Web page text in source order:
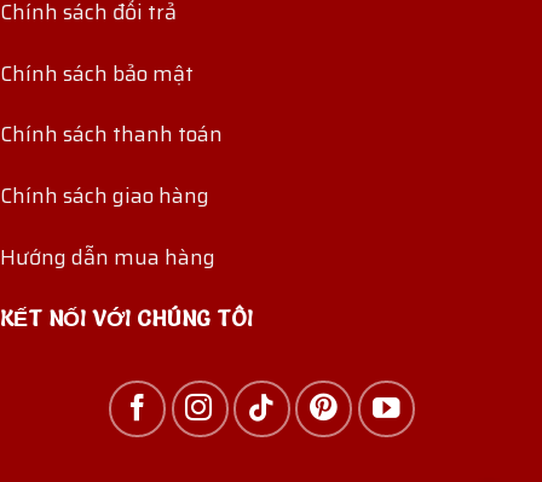
Chính sách đổi trả
Chính sách bảo mật
Chính sách thanh toán
Chính sách giao hàng
Hướng dẫn mua hàng
KẾT NỐI VỚI CHÚNG TÔI